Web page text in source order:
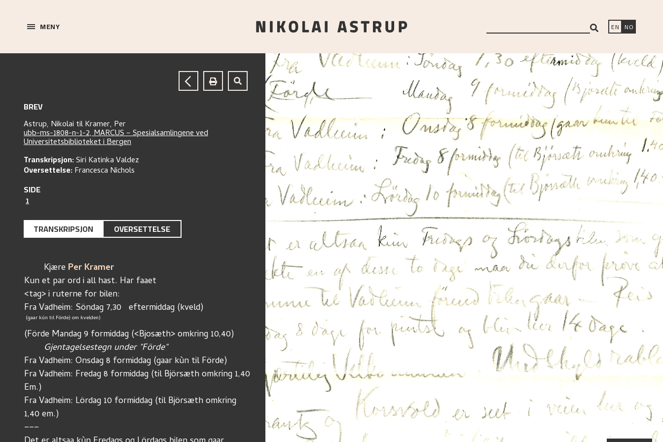
MENY EN NO
BREV
Astrup, Nikolai tilKramer, Per
ubb-ms-1808-n-1-2, MARCUS – Spesialsamlingene ved
Universitetsbiblioteket i Bergen
Transkripsjon:Siri Katinka Valdez
Oversettelse:Francesca Nichols
SIDE
1
TRANSKRIPSJON OVERSETTELSE
	Kjære
Per Kramer
Kun et par ord i all hast. Har faaet
<tag> i ruterne for bilen:
Fra Vadheim: Söndag 7,30   eftermiddag (kveld)
(gaar kùn til Förde) om kvelden)
(Förde Mandag 9 formiddag (<Bjosæth> omkring 10,40)
	Gjentagelsestegn under "Förde"
Fra Vadheim: Onsdag 8 formiddag (gaar kùn til Förde)
Fra Vadheim: Fredag 8 formiddag (til Björsæth omkring 1,40
Em.)
Fra Vadheim: Lördag 10 formiddag (til Björsæth omkring
1,40 em.)
–––